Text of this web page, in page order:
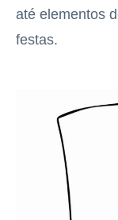
até elementos
festas.